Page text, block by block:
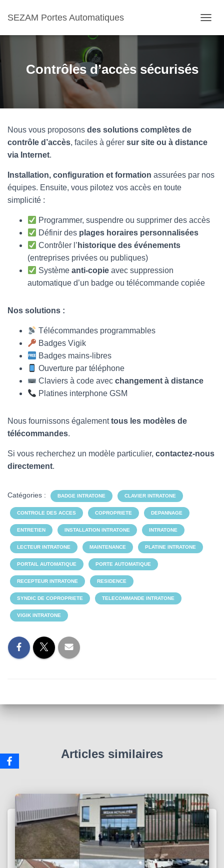
SEZAM Portes Automatiques
U
R
A
Contrôles d’accès sécurisés
Nous vous proposons des solutions complètes de
contrôle d’accès, faciles à gérer sur site ou à distance
via Internet.
Installation, configuration et formation assurées par nos
équipes. Ensuite, vous pilotez vos accès en toute
simplicité :
Programmer, suspendre ou supprimer des accès
Définir des plages horaires personnalisées
Contrôler l’ historique des événements
(entreprises privées ou publiques)
Systèmeanti-copie avec suppression
automatique d’un badge ou télécommande copiée
Nos solutions :
Télécommandes programmables
Badges Vigik
Badges mains-libres
Ouverture par téléphone
Claviers à code avecchangement à distance
Platines interphone GSM
Nous fournissons égalementtous les modèles de
télécommandes.
Si vous recherchez un modèle particulier, contactez-nous
directement.
Catégories : BADGE INTRATONE CLAVIER INTRATONE
CONTROLE DES ACCES COPROPRIETE DEPANNAGE
ENTRETIEN INSTALLATION INTRATONE INTRATONE
LECTEUR INTRATONE MAINTENANCE PLATINE INTRATONE
PORTAIL AUTOMATIQUE PORTE AUTOMATIQUE
RECEPTEUR INTRATONE RESIDENCE
SYNDIC DE COPROPRIETE TELECOMMANDE INTRATONE
VIGIK INTRATONE
Articles similaires